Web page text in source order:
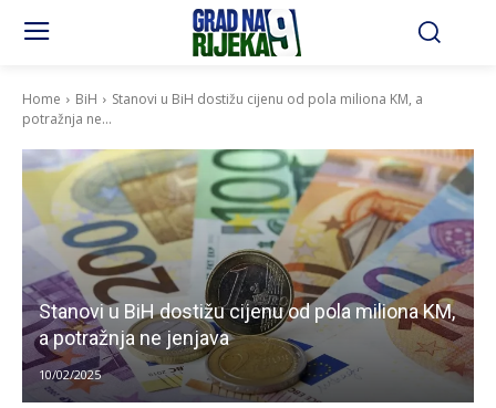
Home BiH
Stanovi u BiH dostižu cijenu od pola miliona KM, a
potražnja ne...
Stanovi u BiH dostižu cijenu od pola miliona KM,
a potražnja ne jenjava
10/02/2025